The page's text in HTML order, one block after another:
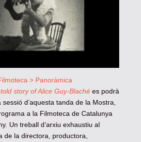
> Panoràmica
story of Alice Guy-Blachées podrà
d’aquesta tanda de la Mostra,
a la Filmoteca de Catalunya
Un treball d’arxiu exhaustiu al
de la directora, productora,